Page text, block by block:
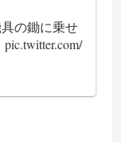
の鋤に乗せ
pic.twitter.com/